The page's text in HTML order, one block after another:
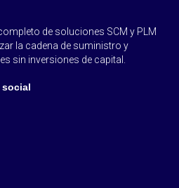
de soluciones SCM y PLM
la cadena de suministro y
sin inversiones de capital.
social